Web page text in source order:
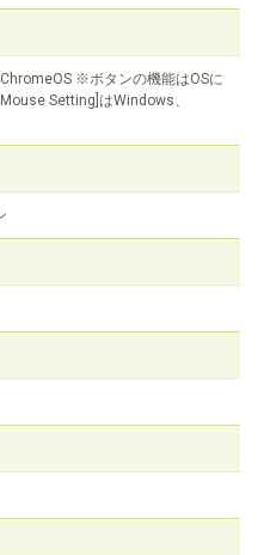
※ボタンの機能はOSに
Setting]はWindows、